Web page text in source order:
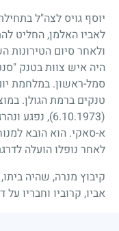
יוסף גויס לצה"ל
לאביו האלמן, החליט
ולאחר סיום
היה איש צוות בטנק
סמל-ראשון. במלחמת
טנקים ברמת הגולן.
(6.10.1973)
, נפגע
א-סאקי. הוא הובא
לאחר נופלו הועלה
קיבוץ מנרה, שהיה
אביו, קרוביו וחבריו על